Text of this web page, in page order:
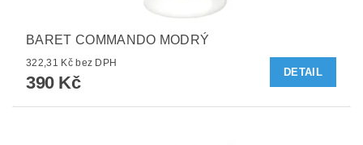
BARET COMMANDO MODRÝ
322,31 Kč bez DPH
390 Kč
DETAIL